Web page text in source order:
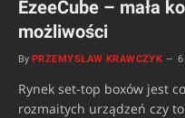
EzeeCube – mała
możliwości
By PRZEMYSŁAW KRAWCZYK
Rynek set-top boxów jest
rozmaitych urządzeń czy